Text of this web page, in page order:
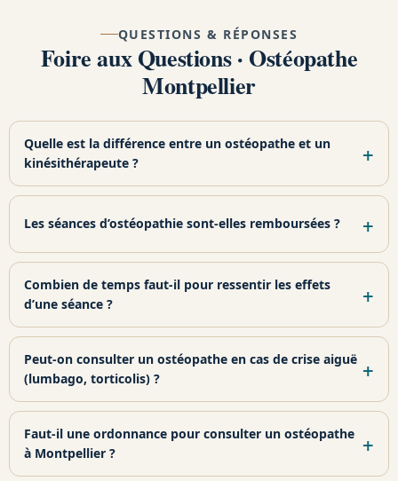
QUESTIONS & RÉPONSES
Foire aux Questions · Ostéopathe
Montpellier
Quelle est la différence entre un ostéopathe et un
kinésithérapeute ?
Les séances d’ostéopathie sont-elles remboursées ?
Combien de temps faut-il pour ressentir les effets
d’une séance ?
Peut-on consulter un ostéopathe en cas de crise aiguë
(lumbago, torticolis) ?
Faut-il une ordonnance pour consulter un ostéopathe
à Montpellier ?